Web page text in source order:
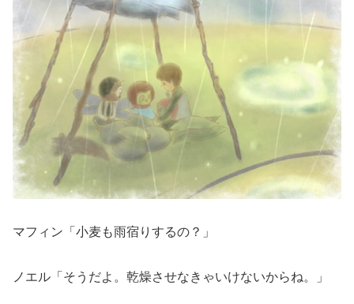
マフィン「小麦も雨宿りするの？」
ノエル「そうだよ。乾燥させなきゃいけないからね。」